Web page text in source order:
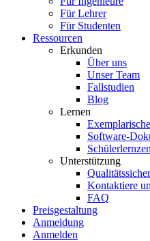
Für Lehrer
Für Studenten
Ressourcen
Erkunden
Über uns
Unser Team
Fallstudien
Blog
Lernen
Software-
Unterstützung
Kontaktiere
FAQ
Preisgestaltung
Anmeldung
Anmelden